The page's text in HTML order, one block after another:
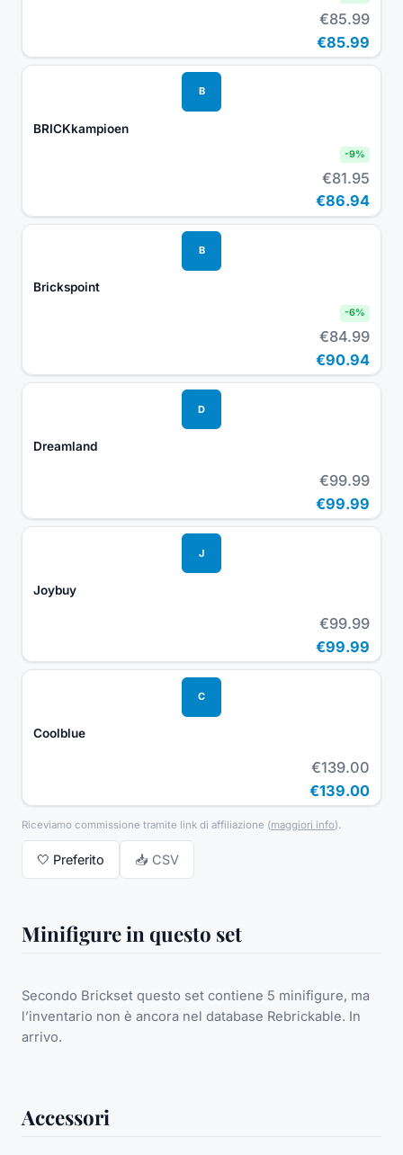
€85.99
€85.99
B
BRICKkampioen
-9%
€81.95
€86.94
B
Brickspoint
-6%
€84.99
€90.94
D
Dreamland
€99.99
€99.99
J
Joybuy
€99.99
€99.99
C
Coolblue
€139.00
€139.00
Riceviamo commissione tramite link di affiliazione (maggiori info).
🤍 Preferito 📥 CSV
Minifigure in questo set
Secondo Brickset questo set contiene 5 minifigure, ma
l’inventario non è ancora nel database Rebrickable. In
arrivo.
Accessori